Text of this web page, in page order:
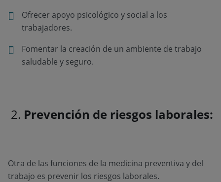
Ofrecer apoyo psicológico y social a los
trabajadores.
Fomentar la creación de un ambiente de trabajo
saludable y seguro.
2. Prevención de riesgos laborales:
Otra de las funciones de la medicina preventiva y del
trabajo es prevenir los riesgos laborales.